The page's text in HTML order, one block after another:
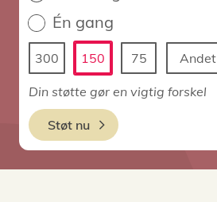
Én gang
300 150 75 Andet
Din støtte gør en vigtig forskel
Støt nu